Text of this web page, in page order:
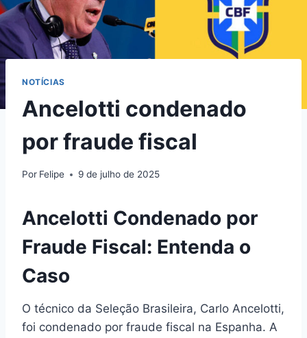
NOTÍCIAS
Ancelotti condenado
por fraude fiscal
Por Felipe 9 de julho de 2025
Ancelotti Condenado por
Fraude Fiscal: Entenda o
Caso
O técnico da Seleção Brasileira, Carlo Ancelotti,
foi condenado por fraude fiscal na Espanha. A